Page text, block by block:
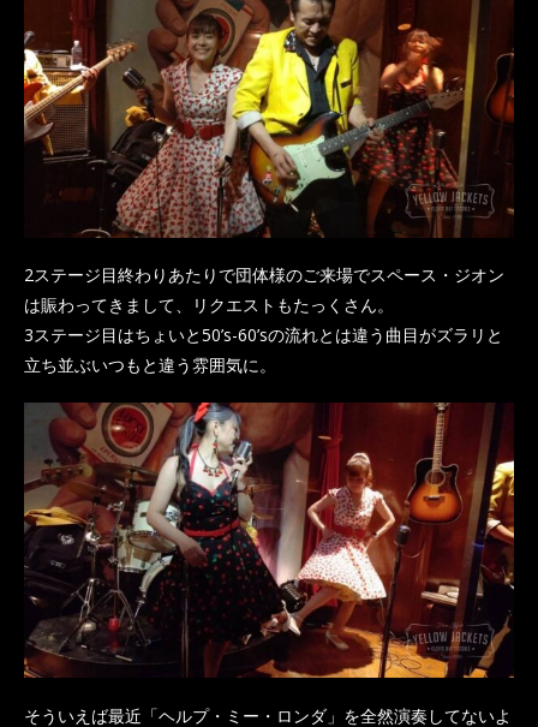
2ステージ目終わりあたりで団体様のご来場でスペース・ジオン
は賑わってきまして、リクエストもたっくさん。
3ステージ目はちょいと50’s-60’sの流れとは違う曲目がズラリと
立ち並ぶいつもと違う雰囲気に。
そういえば最近「ヘルプ・ミー・ロンダ」を全然演奏してないよ